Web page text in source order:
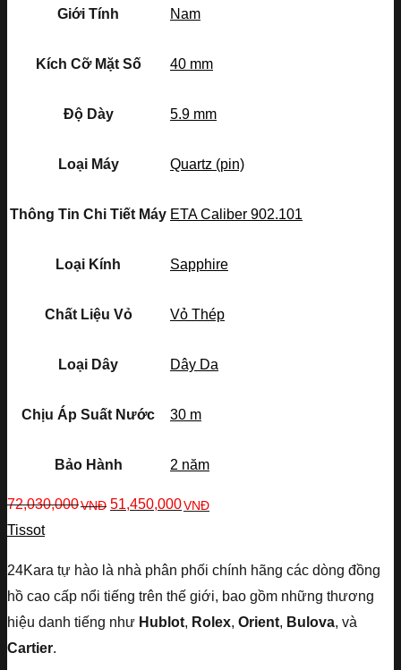
Giới Tính Nam
Kích Cỡ Mặt Số 40 mm
Độ Dày 5.9 mm
Loại Máy Quartz (pin)
Thông Tin Chi Tiết Máy ETA Caliber 902.101
Loại Kính Sapphire
Chất Liệu Vỏ Vỏ Thép
Loại Dây Dây Da
Chịu Áp Suất Nước 30 m
Bảo Hành 2 năm
72,030,000VNĐ 51,450,000VNĐ
Tissot
24Kara tự hào là nhà phân phối chính hãng các dòng đồng
hồ cao cấp nổi tiếng trên thế giới, bao gồm những thương
hiệu danh tiếng như Hublot, Rolex, Orient, Bulova, và
Cartier.